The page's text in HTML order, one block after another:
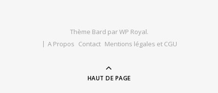
Thème Bard parWP Royal.
A Propos Contact Mentions légales et CGU
HAUT DE PAGE